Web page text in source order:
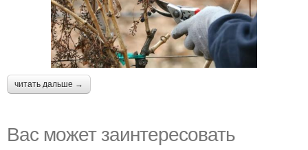
читать дальше →
Вас может заинтересовать